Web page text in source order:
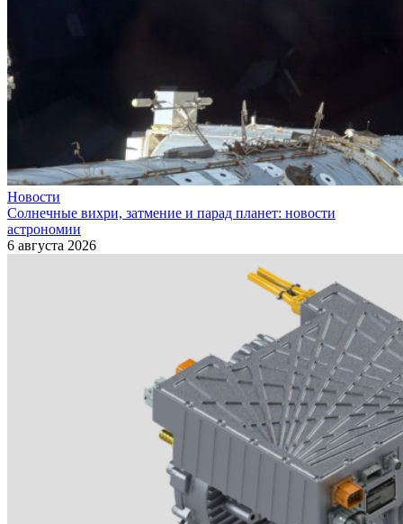
Новости
Солнечные вихри, затмение и парад планет: новости
астрономии
6 августа 2026